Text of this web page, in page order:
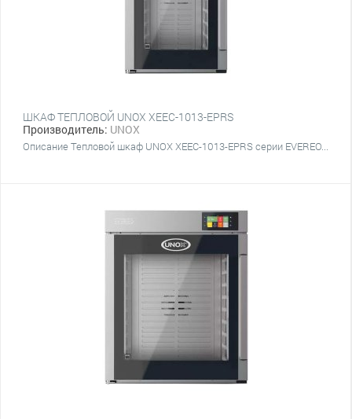
ШКАФ ТЕПЛОВОЙ UNOX XEEC-1013-EPRS
Производитель: UNOX
Описание Тепловой шкаф UNOX XEEC-1013-EPRS серии EVEREO...